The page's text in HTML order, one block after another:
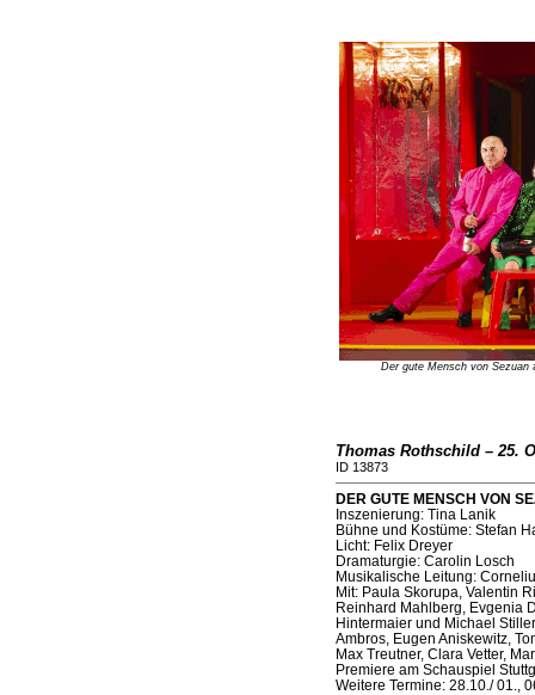
Der gute Mensch von Sezuan
Thomas Rothschild – 25.
ID 13873
DER GUTE MENSCH VON
Inszenierung: Tina Lanik
Bühne und Kostüme: Stefan
Licht: Felix Dreyer
Dramaturgie: Carolin Losch
Musikalische Leitung:
Mit: Paula Skorupa, Valentin
Reinhard Mahlberg, Evgenia
Hintermaier und Michael
Ambros, Eugen Aniskewitz,
Max Treutner, Clara Vetter,
Premiere am Schauspiel
Weitere Termine: 28.10./ 01.,